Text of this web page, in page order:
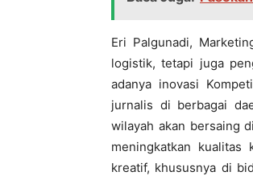
Eri Palgunadi,
logistik, tetapi juga
adanya inovasi
jurnalis di berbagai
wilayah akan bersaing
meningkatkan kualitas
kreatif, khususnya di